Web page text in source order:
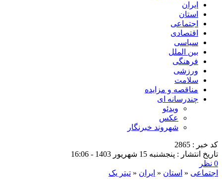
ایران
استان
اجتماعی
اقتصادی
سیاسی
بین الملل
فرهنگی
ورزشی
سلامت
مناقصه و مزایده
چندرسانه ای
ویدئو
عکس
شهروند خبرنگار
کد خبر : 2865
تاریخ انتشار : پنجشنبه 15 شهریور 1403 - 16:06
0 نظر
اجتماعی « استان « ایران « تیتر یک